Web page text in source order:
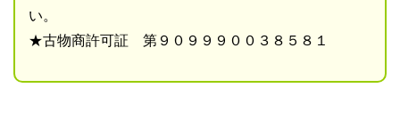
い。
★古物商許可証 第９０９９９００３８５８１